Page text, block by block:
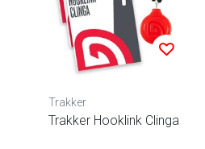
Trakker
Trakker Hooklink Clinga